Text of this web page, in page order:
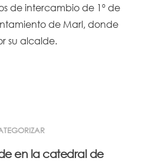
de intercambio de 1º de
de Marl, donde
su alcalde.
en la catedral de